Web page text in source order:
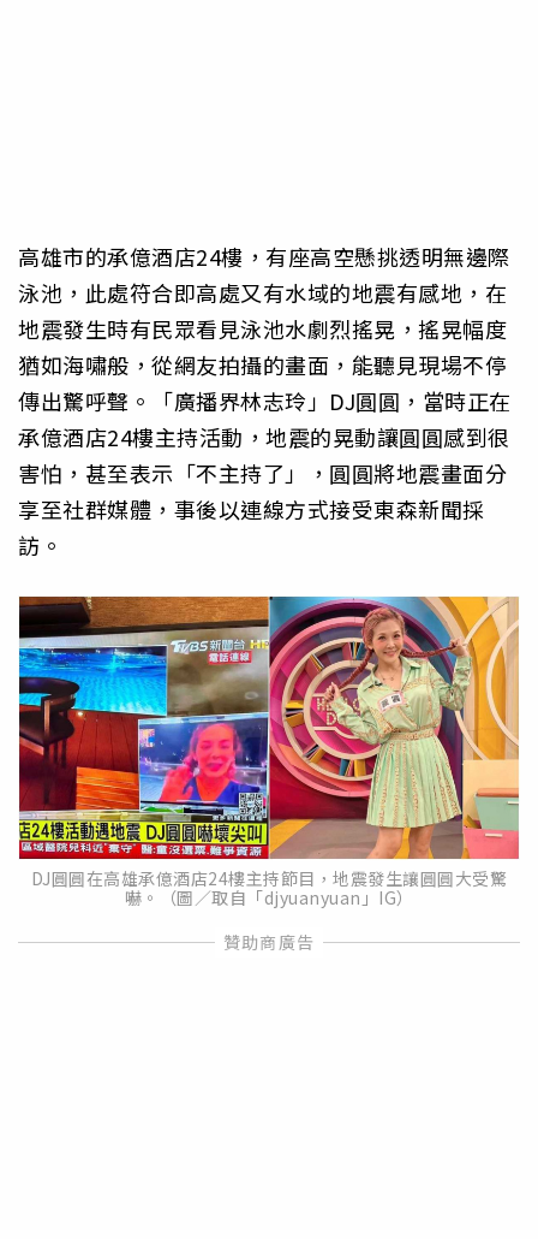
高雄市的承億酒店24樓，有座高空懸挑透明無邊際
泳池，此處符合即高處又有水域的地震有感地，在
地震發生時有民眾看見泳池水劇烈搖晃，搖晃幅度
猶如海嘯般，從網友拍攝的畫面，能聽見現場不停
傳出驚呼聲。「廣播界林志玲」DJ圓圓，當時正在
承億酒店24樓主持活動，地震的晃動讓圓圓感到很
害怕，甚至表示「不主持了」，圓圓將地震畫面分
享至社群媒體，事後以連線方式接受東森新聞採
訪。
DJ圓圓在高雄承億酒店24樓主持節目，地震發生讓圓圓大受驚
嚇。（圖／取自「djyuanyuan」IG）